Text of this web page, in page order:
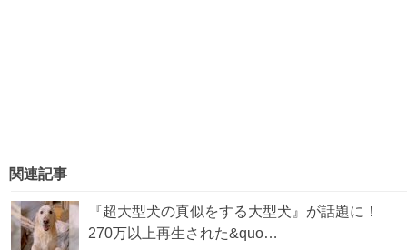
関連記事
『超大型犬の真似をする大型犬』が話題に！
270万以上再生された&quo…